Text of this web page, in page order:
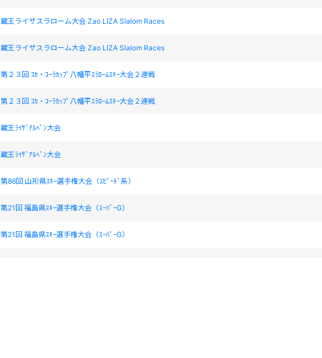
蔵王ライザスラローム大会 Zao LIZA Slalom Races
蔵王ライザスラローム大会 Zao LIZA Slalom Races
第２３回 ｺｶ・ｺｰﾗｶｯﾌﾟ八幡平ｽﾗﾛｰﾑｽｷｰ大会２連戦
第２３回 ｺｶ・ｺｰﾗｶｯﾌﾟ八幡平ｽﾗﾛｰﾑｽｷｰ大会２連戦
蔵王ﾗｲｻﾞｱﾙﾍﾟﾝ大会
蔵王ﾗｲｻﾞｱﾙﾍﾟﾝ大会
第86回 山形県ｽｷｰ選手権大会（ｽﾋﾟｰﾄﾞ系）
第21回 福島県ｽｷｰ選手権大会（ｽｰﾊﾟｰG）
第21回 福島県ｽｷｰ選手権大会（ｽｰﾊﾟｰG）